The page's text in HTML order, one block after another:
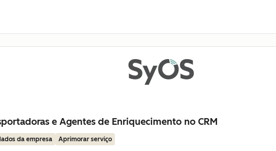
e Agentes de Enriquecimento no CRM
da empresa Aprimorar serviço